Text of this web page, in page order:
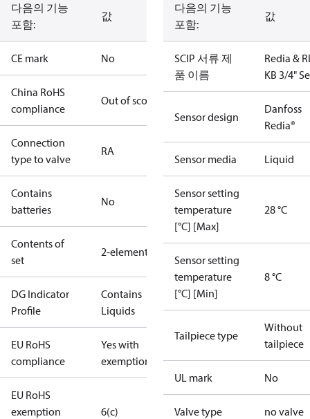
다음의 기능
포함:
값
CE mark No
China RoHS
compliance
Out of scope
Connection
type to valve
RA
Contains
batteries
No
Contents of
set
2-elements
DG Indicator
Profile
Contains
Liquids
EU RoHS
compliance
Yes with
exemptions
EU RoHS
exemption
6(c)
다음의 기능
포함:
값
SCIP 서류 제
품 이름
Redia &
KB 3/4"
Sensor design
Danfoss
Redia®
Sensor media Liquid
Sensor setting
temperature
[°C] [Max]
28 °C
Sensor setting
temperature
[°C] [Min]
8 °C
Tailpiece type
Without
tailpiece
UL mark No
Valve type no valve